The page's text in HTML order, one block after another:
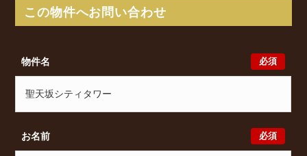
分 からアクセスが可能となっております。
聖天坂シティタワーの最新の空室状況のご確認をはじ
ョンをお探しでしたら、ぜひ大阪分譲賃貸Classicalま
でお気軽にお問い合わせください。大阪分譲賃貸
ンライン相談も受け付けております。また、希望の条
貸物件をご提案いたします。
この物件へお問い合わせ
必須
物件名
必須
お名前